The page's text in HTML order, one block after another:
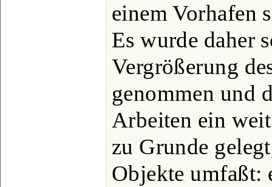
einem Vorhafen
Es wurde daher
Vergrößerung
genommen und
Arbeiten ein
zu Grunde
Objekte umfaßt: